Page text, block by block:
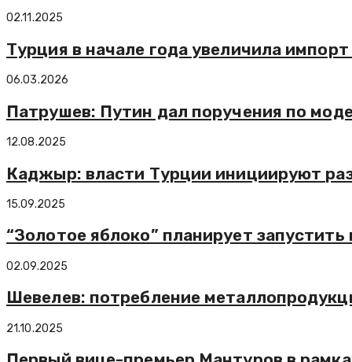
02.11.2025
Турция в начале года увеличила
06.03.2026
Патрушев: Путин дал поручения по
12.08.2025
Каджыр: власти Турции инициируют
15.09.2025
“Золотое яблоко” планирует
02.09.2025
Шевелев: потребление
21.10.2025